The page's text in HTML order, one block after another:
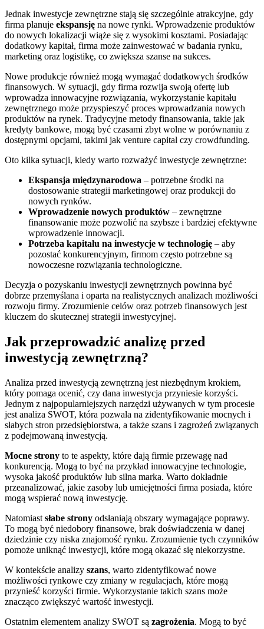
Jednak inwestycje zewnętrzne stają się szczególnie atrakcyjne, gdy
firma planuje ekspansję na nowe rynki. Wprowadzenie produktów
do nowych lokalizacji wiąże się z wysokimi kosztami. Posiadając
dodatkowy kapitał, firma może zainwestować w badania rynku,
marketing oraz logistikę, co zwiększa szanse na sukces.
Nowe produkcje również mogą wymagać dodatkowych środków
finansowych. W sytuacji, gdy firma rozwija swoją ofertę lub
wprowadza innowacyjne rozwiązania, wykorzystanie kapitału
zewnętrznego może przyspieszyć proces wprowadzania nowych
produktów na rynek. Tradycyjne metody finansowania, takie jak
kredyty bankowe, mogą być czasami zbyt wolne w porównaniu z
dostępnymi opcjami, takimi jak venture capital czy crowdfunding.
Oto kilka sytuacji, kiedy warto rozważyć inwestycje zewnętrzne:
Ekspansja międzynarodowa – potrzebne środki na
dostosowanie strategii marketingowej oraz produkcji do
nowych rynków.
Wprowadzenie nowych produktów – zewnętrzne
finansowanie może pozwolić na szybsze i bardziej efektywne
wprowadzenie innowacji.
Potrzeba kapitału na inwestycje w technologię – aby
pozostać konkurencyjnym, firmom często potrzebne są
nowoczesne rozwiązania technologiczne.
Decyzja o pozyskaniu inwestycji zewnętrznych powinna być
dobrze przemyślana i oparta na realistycznych analizach możliwości
rozwoju firmy. Zrozumienie celów oraz potrzeb finansowych jest
kluczem do skutecznej strategii inwestycyjnej.
Jak przeprowadzić analizę przed
inwestycją zewnętrzną?
Analiza przed inwestycją zewnętrzną jest niezbędnym krokiem,
który pomaga ocenić, czy dana inwestycja przyniesie korzyści.
Jednym z najpopularniejszych narzędzi używanych w tym procesie
jest analiza SWOT, która pozwala na zidentyfikowanie mocnych i
słabych stron przedsiębiorstwa, a także szans i zagrożeń związanych
z podejmowaną inwestycją.
Mocne strony to te aspekty, które dają firmie przewagę nad
konkurencją. Mogą to być na przykład innowacyjne technologie,
wysoka jakość produktów lub silna marka. Warto dokładnie
przeanalizować, jakie zasoby lub umiejętności firma posiada, które
mogą wspierać nową inwestycję.
Natomiast słabe strony odsłaniają obszary wymagające poprawy.
To mogą być niedobory finansowe, brak doświadczenia w danej
dziedzinie czy niska znajomość rynku. Zrozumienie tych czynników
pomoże uniknąć inwestycji, które mogą okazać się niekorzystne.
W kontekście analizy szans, warto zidentyfikować nowe
możliwości rynkowe czy zmiany w regulacjach, które mogą
przynieść korzyści firmie. Wykorzystanie takich szans może
znacząco zwiększyć wartość inwestycji.
Ostatnim elementem analizy SWOT są zagrożenia. Mogą to być